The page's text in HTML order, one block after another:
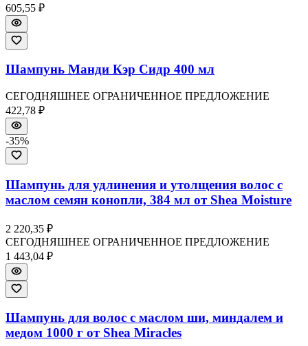
605,55 ₽
Шампунь Манди Кэр Сидр 400 мл
СЕГОДНЯШНЕЕ ОГРАНИЧЕННОЕ ПРЕДЛОЖЕНИЕ
422,78 ₽
-35%
Шампунь для удлинения и утолщения волос с
маслом семян конопли, 384 мл от Shea Moisture
2 220,35 ₽
СЕГОДНЯШНЕЕ ОГРАНИЧЕННОЕ ПРЕДЛОЖЕНИЕ
1 443,04 ₽
Шампунь для волос с маслом ши, миндалем и
медом 1000 г от Shea Miracles